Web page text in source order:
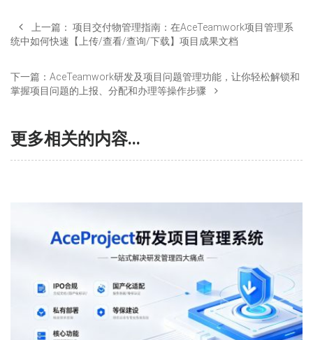
上一篇： 项目交付物管理指南：在AceTeamwork项目管理系
统中如何快速【上传/查看/查询/下载】项目成果文档
下一篇： AceTeamwork研发及项目问题管理功能，让你轻松解锁和
掌握项目问题的上报、分配和办理等操作步骤
更多相关的内容...